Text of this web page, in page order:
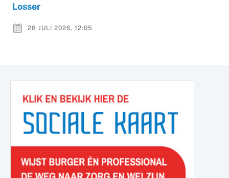
Losser
28 JULI 2026, 12:05